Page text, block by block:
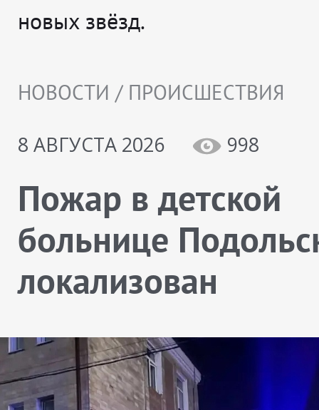
новых звёзд.
НОВОСТИ / ПРОИСШЕСТВИЯ
8 АВГУСТА 2026
998
Пожар в детской
больнице
локализован